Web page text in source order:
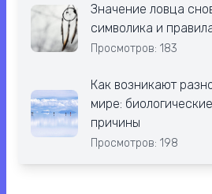
Значение ловца
символика и
Просмотров: 183
Как возникают
мире:
причины
Просмотров: 198